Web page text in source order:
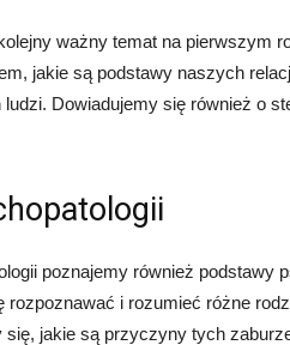
ważny temat na pierwszym
jakie są podstawy naszych
Dowiadujemy się również o
poznajemy również podstawy
i rozumieć różne
się, jakie są przyczyny tych